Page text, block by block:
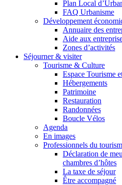
Plan Local
FAQ Urbanisme
Développement
Annuaire des
Aide aux
Zones d’activités
Séjourner & visiter
Tourisme & Culture
Espace Tourisme
Hébergements
Patrimoine
Restauration
Randonnées
Boucle Vélos
Agenda
En images
Professionnels du
Déclaration de
chambres d’hôtes
La taxe de séjour
Être accompagné